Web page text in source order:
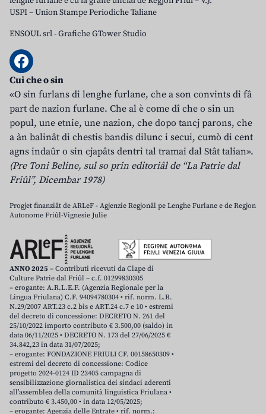
USPI – Union Stampe Periodiche Taliane
ENSOUL srl-Grafiche GTower Studio
Cui che o sin
«O sin furlans di lenghe furlane, che a son convints di fâ
part de nazion furlane. Che al è come dî che o sin un
popul, une etnie, une nazion, che dopo tancj parons, che
a àn balinât di chestis bandis dilunc i secui, cumò di cent
agns indaûr o sin cjapâts dentri tal tramai dal Stât talian».
(Pre Toni Beline, sul so prin editoriâl de “La Patrie dal
Friûl”, Dicembar 1978)
Progjet finanziât de ARLeF - Agjenzie Regjonâl pe Lenghe Furlane e de Regjon
Autonome Friûl-Vignesie Julie
ANNO 2025 – Contributi ricevuti da Clape di
Culture Patrie dal Friûl – c.f. 01299830305
– erogante: A.R.L.E.F. (Agenzia Regionale per la
Lingua Friulana) C.F. 94094780304 • rif. norm. L.R.
N.29/2007 ART.23 c.2 bis e ART.24 c.7 e 10 • estremi
del decreto di concessione: DECRETO N. 261 del
25/10/2022 importo contributo € 3.500,00 (saldo) in
data 06/11/2025 • DECRETO N. 173 del 27/06/2025 €
34.842,23 in data 31/07/2025;
– erogante: FONDAZIONE FRIULI CF. 00158650309 •
estremi del decreto di concessione: Codice
progetto 2024-0124 ID 23405 campagna di
sensibilizzazione giornalistica dei sindaci aderenti
all’assemblea della comunità linguistica Friulana •
contributo € 3.450,00 • in data 12/05/2025;
– erogante: Agenzia delle Entrate • rif. norm.: